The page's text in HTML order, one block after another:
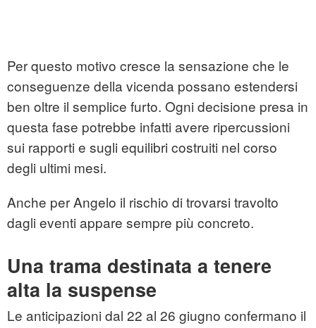
Per questo motivo cresce la sensazione che le
conseguenze della vicenda possano estendersi
ben oltre il semplice furto. Ogni decisione presa in
questa fase potrebbe infatti avere ripercussioni
sui rapporti e sugli equilibri costruiti nel corso
degli ultimi mesi.
Anche per Angelo il rischio di trovarsi travolto
dagli eventi appare sempre più concreto.
Una trama destinata a tenere
alta la suspense
Le anticipazioni dal 22 al 26 giugno confermano il